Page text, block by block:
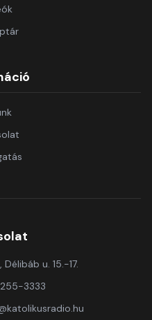
u. 15.-17.
3333